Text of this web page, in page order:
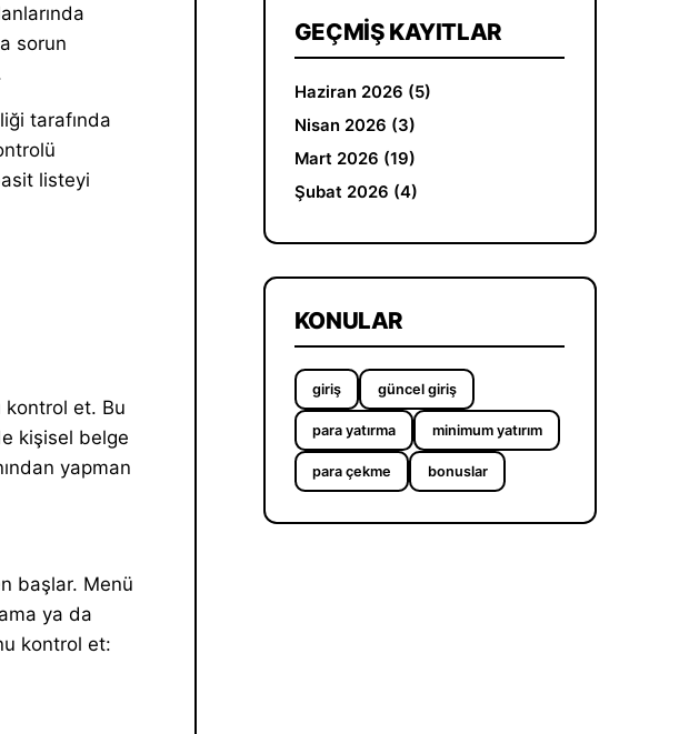
sorun
tarafında
listeyi
kontrol et. Bu
kişisel belge
yapman
başlar. Menü
ya da
kontrol et:
GEÇMIŞ KAYITLAR
Haziran 2026 (5)
Nisan 2026 (3)
Mart 2026 (19)
Şubat 2026 (4)
KONULAR
giriş güncel giriş
para yatırma minimum yatırım
para çekme bonuslar